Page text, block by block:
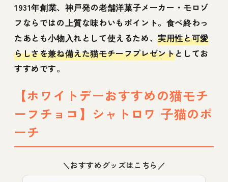
1931年創業、神戸発の老舗洋菓子メーカー・モロゾ
フならではの上質な味わいもポイント。食べ終わっ
たあとも小物入れとして使えるため、実用性と可愛
らしさを兼ね備えた猫モチーフプレゼントとしてお
すすめです。
【ホワイトデーおすすめの猫モチ
ーフチョコ】シャトロワ 子猫のポ
ーチ
＼おすすめグッズはこちら／